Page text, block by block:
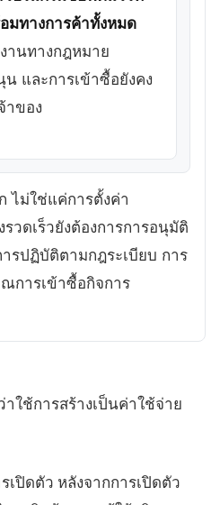
มทางการค้าทั้งหมด
านทางกฎหมาย
และการเข้าซื้อยังคง
าของ
ไม่ใช่แค่การตั้งค่า
วดเร็วยังต้องการการอนุมัติ
รปฏิบัติตามกฎระเบียบ การ
การเข้าซื้อกิจการ
ใช้การสร้างเป็นค่าใช้จ่าย
ปิดตัว หลังจากการเปิดตัว